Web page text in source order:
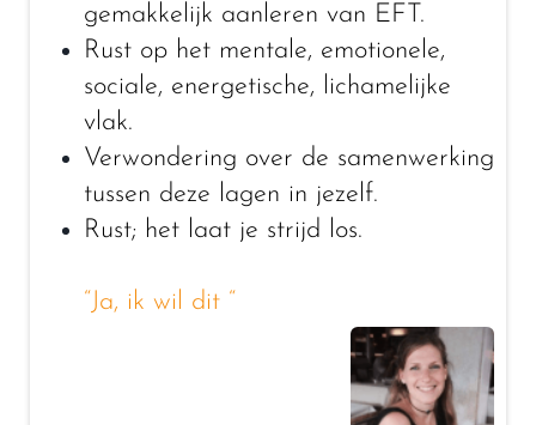
gemakkelijk aanleren van EFT.
Rust op het mentale, emotionele,
sociale, energetische, lichamelijke
vlak.
Verwondering over de samenwerking
tussen deze lagen in jezelf.
Rust; het laat je strijd los.
“Ja, ik wil dit “